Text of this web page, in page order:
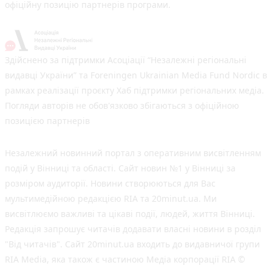
офіційну позицію партнерів програми.
Здійснено за підтримки Асоціації “Незалежні регіональні
видавці України” та Foreningen Ukrainian Media Fund Nordic в
рамках реалізації проєкту Хаб підтримки регіональних медіа.
Погляди авторів не обов'язково збігаються з офіційною
позицією партнерів
Незалежний новинний портал з оперативним висвітленням
подій у Вінниці та області. Сайт новин №1 у Вінниці за
розміром аудиторії. Новини створюються для Вас
мультимедійною редакцією RIA та 20minut.ua. Ми
висвітлюємо важливі та цікаві події, людей, життя Вінниці.
Редакція запрошує читачів додавати власні новини в розділ
"Від читачів". Сайт 20minut.ua входить до видавничої групи
RIA Media, яка також є частиною Медіа корпорації RIA ©